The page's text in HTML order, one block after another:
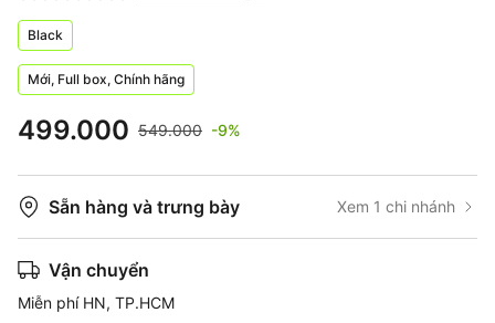
Black
Mới, Full box, Chính hãng
499.000 549.000 -9%
Sẵn hàng và trưng bày Xem 1 chi nhánh
Vận chuyển
Miễn phí HN, TP.HCM